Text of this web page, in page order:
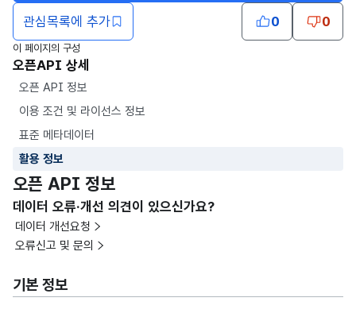
관심목록에 추가 0 0
이 페이지의 구성
오픈API 상세
오픈 API 정보
이용 조건 및 라이선스 정보
표준 메타데이터
활용 정보
오픈 API 정보
데이터 오류·개선 의견이 있으신가요?
데이터 개선요청
오류신고 및 문의
기본 정보